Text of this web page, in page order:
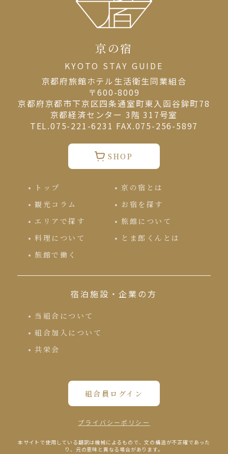
京の宿
KYOTO STAY GUIDE
京都府旅館ホテル⽣活衛⽣同業組合
〒600-8009
京都府京都市下京区四条通室町東入函谷鉾町78
京都経済センター 3階 317号室
TEL.075-221-6231 FAX.075-256-5897
SHOP
トップ
京の宿とは
観光コラム
お宿を探す
エリアで探す
旅館について
料理について
とま郎くんとは
旅館で働く
宿泊施設・企業の方
当組合について
組合加入について
共栄会
組合員ログイン
プライバシーポリシー
本サイトで使⽤している翻訳は機械によるもので、⽂の構造が不正確であった
り、元の意味と異なる場合があります。